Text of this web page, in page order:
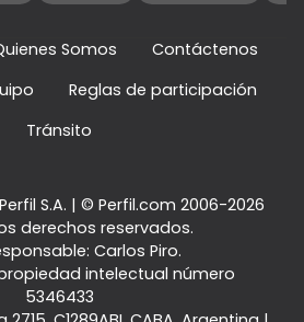
Somos
Contáctenos
Reglas de participación
Tránsito
S.A. | © Perfil.com 2006-2026
derechos reservados.
Carlos Piro.
intelectual número
5346433